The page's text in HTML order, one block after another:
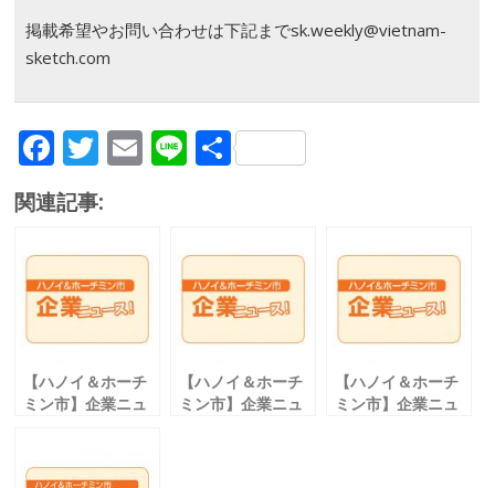
掲載希望やお問い合わせは下記までsk.weekly@vietnam-
sketch.com
F
ac
e
b
o
o
k
T
itt
er
E
l
Li 共
関連記事:
【ハノイ＆ホーチ
ミン市】企業ニュ
【ハノイ＆ホーチ
ミン市】企業ニュ
【ハノイ＆ホーチ
ミン市】企業ニュ